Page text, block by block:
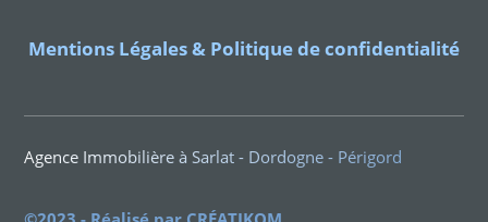
Mentions Légales & Politique de confidentialité
Agence Immobilière à Sarlat - Dordogne - Périgord